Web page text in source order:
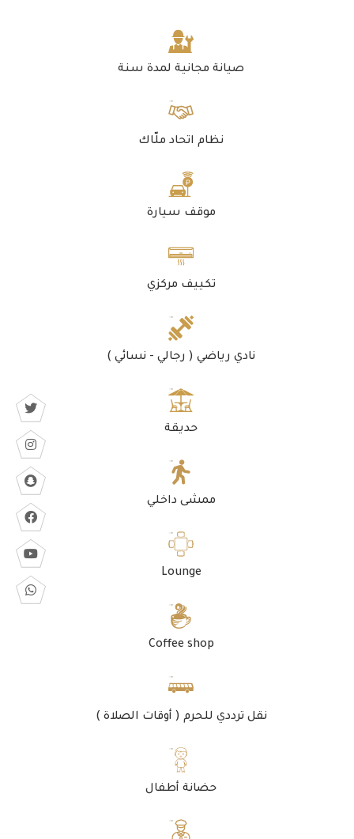
صيانة مجانية لمدة سنة
نظام اتحاد ملّاك
موقف سيارة
تكييف مركزي
نادي رياضي ( رجالي - نسائي )
حديقة
ممشى داخلي
Lounge
Coffee shop
نقل ترددي للحرم ( أوقات الصلاة )
حضانة أطفال